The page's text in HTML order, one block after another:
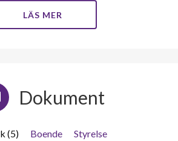
LÄS MER
Dokument
(5) Boende
Styrelse